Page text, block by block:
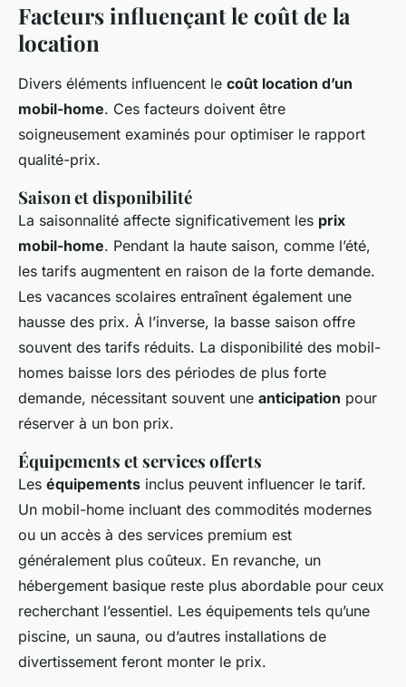
Facteurs influençant le coût de la
location
Divers éléments influencent le coût location d’un
mobil-home. Ces facteurs doivent être
soigneusement examinés pour optimiser le rapport
qualité-prix.
Saison et disponibilité
La saisonnalité affecte significativement les prix
mobil-home. Pendant la haute saison, comme l’été,
les tarifs augmentent en raison de la forte demande.
Les vacances scolaires entraînent également une
hausse des prix. À l’inverse, la basse saison offre
souvent des tarifs réduits. La disponibilité des mobil-
homes baisse lors des périodes de plus forte
demande, nécessitant souvent une anticipation pour
réserver à un bon prix.
Équipements et services offerts
Les équipements inclus peuvent influencer le tarif.
Un mobil-home incluant des commodités modernes
ou un accès à des services premium est
généralement plus coûteux. En revanche, un
hébergement basique reste plus abordable pour ceux
recherchant l’essentiel. Les équipements tels qu’une
piscine, un sauna, ou d’autres installations de
divertissement feront monter le prix.